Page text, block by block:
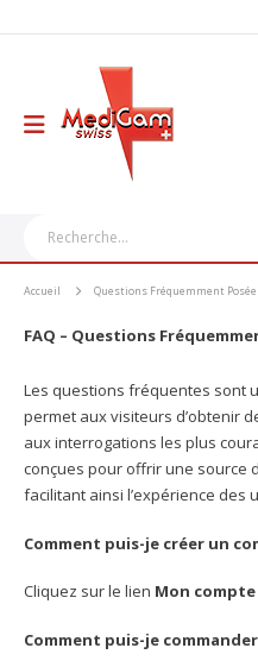
Accueil Questions Fréquemment
FAQ – Questions
Les questions fréquentes sont
permet aux visiteurs d’obtenir
aux interrogations les plus
conçues pour offrir une source
facilitant ainsi l’expérience des
Comment puis-je créer un
Cliquez sur le lien Mon compte
Comment puis-je commander